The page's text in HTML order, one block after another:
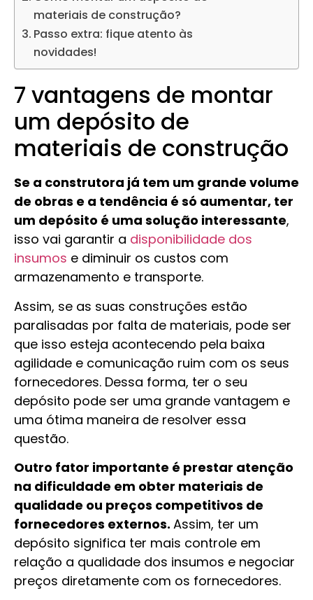
materiais de construção?
Passo extra: fique atento às
novidades!
7 vantagens de montar
um depósito de
materiais de construção
Se a construtora já tem um grande volume
de obras e a tendência é só aumentar, ter
um depósito é uma solução interessante,
isso vai garantir a disponibilidade dos
insumos e diminuir os custos com
armazenamento e transporte.
Assim, se as suas construções estão
paralisadas por falta de materiais, pode ser
que isso esteja acontecendo pela baixa
agilidade e comunicação ruim com os seus
fornecedores. Dessa forma, ter o seu
depósito pode ser uma grande vantagem e
uma ótima maneira de resolver essa
questão.
Outro fator importante é prestar atenção
na dificuldade em obter materiais de
qualidade ou preços competitivos de
fornecedores externos. Assim, ter um
depósito significa ter mais controle em
relação a qualidade dos insumos e negociar
preços diretamente com os fornecedores.